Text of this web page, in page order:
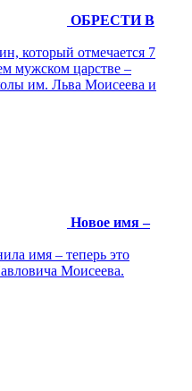
ОБРЕСТИ В
который отмечается 7
мужском царстве –
им. Льва Моисеева и
Новое имя –
имя – теперь это
Моисеева.